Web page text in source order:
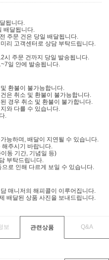
됩니다.
배달됩니다.
주문 건은 당일 배달됩니다.
리 고객센터로 상담 부탁드립니다.
시 주문 건까지 당일 발송됩니다.
일 안에 발송됩니다.
환불이 불가능합니다.
은 취소 및 환불이 불가능합니다.
경우 취소 및 환불이 불가합니다.
와 다를 수 있습니다.
.
능하며, 배달이 지연될 수 있습니다.
주시기 바랍니다.
동 기간, 기념일 등)
부탁드립니다.
로 인해 다르게 보일 수 있습니다.
매니저의 해피콜이 이루어집니다.
배달된 상품 사진을 보내드립니다.
보 관련상품 Q&A